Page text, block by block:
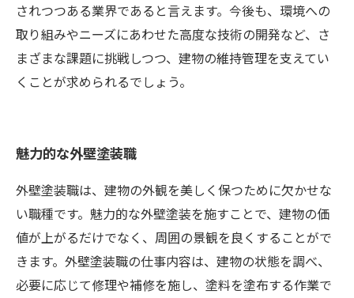
されつつある業界であると言えます。今後も、環境への
取り組みやニーズにあわせた高度な技術の開発など、さ
まざまな課題に挑戦しつつ、建物の維持管理を支えてい
くことが求められるでしょう。
魅力的な外壁塗装職
外壁塗装職は、建物の外観を美しく保つために欠かせな
い職種です。魅力的な外壁塗装を施すことで、建物の価
値が上がるだけでなく、周囲の景観を良くすることがで
きます。外壁塗装職の仕事内容は、建物の状態を調べ、
必要に応じて修理や補修を施し、塗料を塗布する作業で